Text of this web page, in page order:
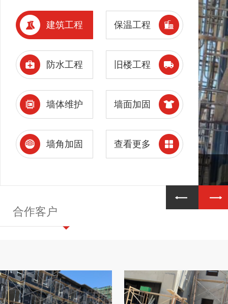
建筑工程 保温工程
防水工程 旧楼工程
墙体维护 墙面加固
墙角加固 查看更多
合作客户